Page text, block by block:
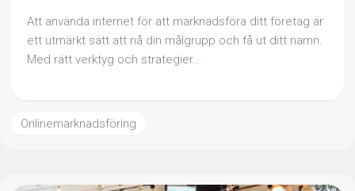
Att använda internet för att marknadsföra ditt företag är
ett utmärkt sätt att nå din målgrupp och få ut ditt namn.
Med rätt verktyg och strategier...
Onlinemarknadsföring